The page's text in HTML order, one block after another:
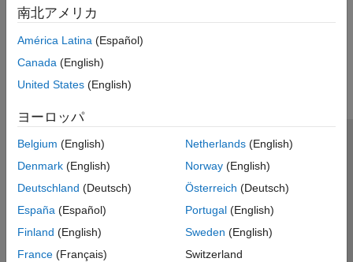
南北アメリカ
América Latina (Español)
Canada (English)
United States (English)
ヨーロッパ
Belgium (English)
Denmark (English)
Deutschland (Deutsch)
España (Español)
Finland (English)
France (Français)
Netherlands(English)
Norway(English)
Österreich (Deutsch)
Portugal(English)
Sweden (English)
Switzerland
トラストセンター
プライバシー ポリシー
違法コピー防止
アプリケーション ステータス
© 1994-2026 The MathWorks, Inc.